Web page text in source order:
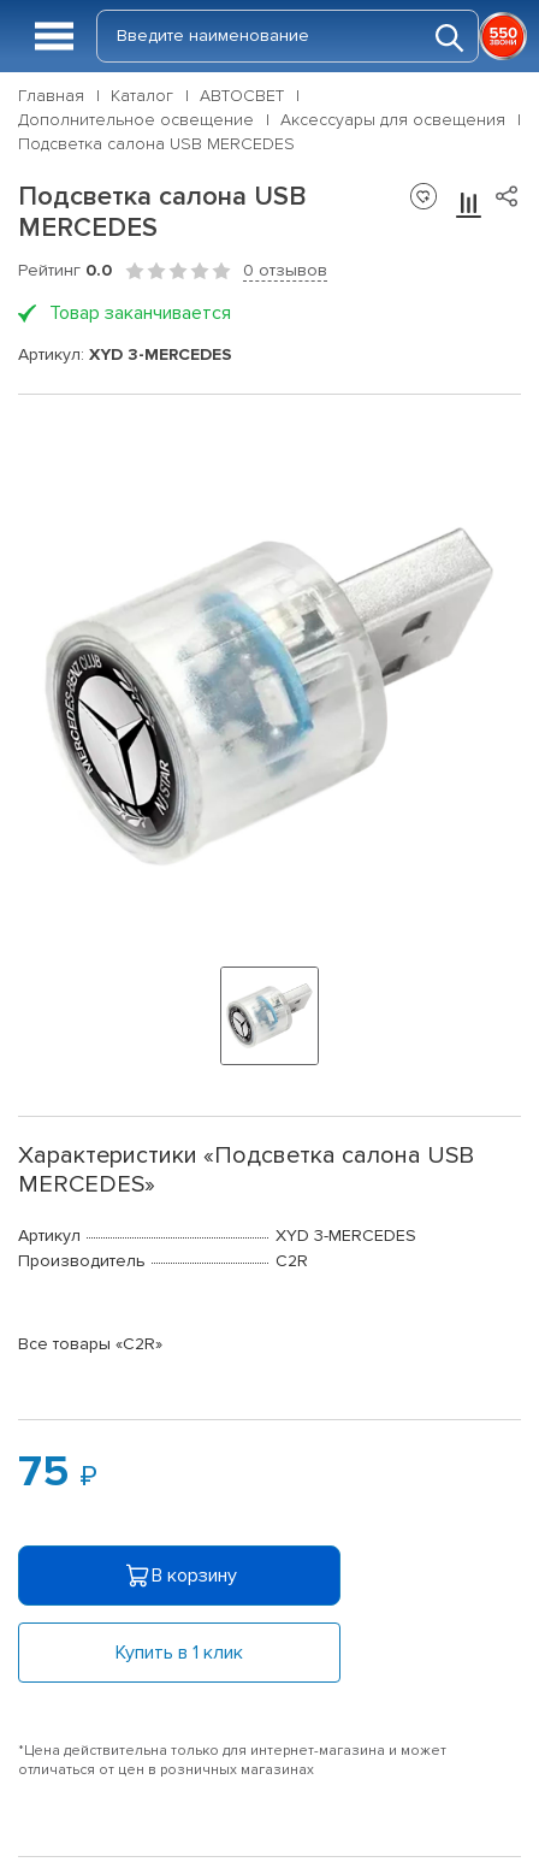
Главная Каталог
АВТОСВЕТ
Дополнительное освещение
Аксессуары для освещения
Подсветка салона USB MERCEDES
Подсветка салона USB
MERCEDES
Рейтинг 0.0 0 отзывов
Товар заканчивается
Артикул: XYD 3-MERCEDES
Характеристики «Подсветка салона USB
MERCEDES»
Артикул
XYD 3-MERCEDES
Производитель
C2R
Все товары «C2R»
75
В корзину
Купить в 1 клик
*Цена действительна только для интернет-магазина и может
отличаться от цен в розничных магазинах